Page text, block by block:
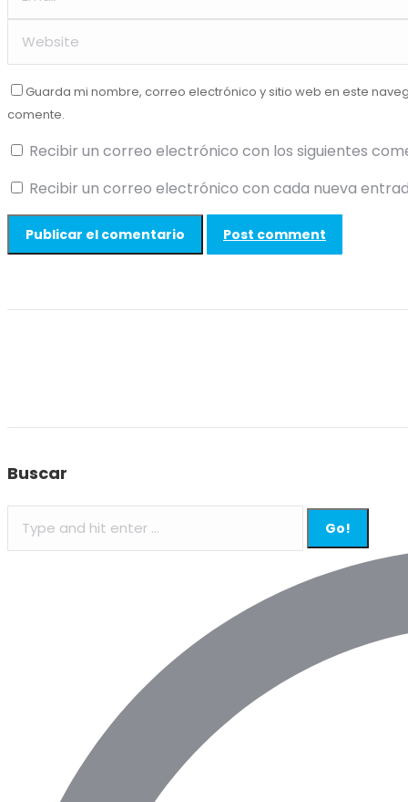
Guarda mi nombre, correo electrónico y sitio web en este
comente.
Recibir un correo electrónico con los siguientes
Recibir un correo electrónico con cada nueva
Post comment
Buscar